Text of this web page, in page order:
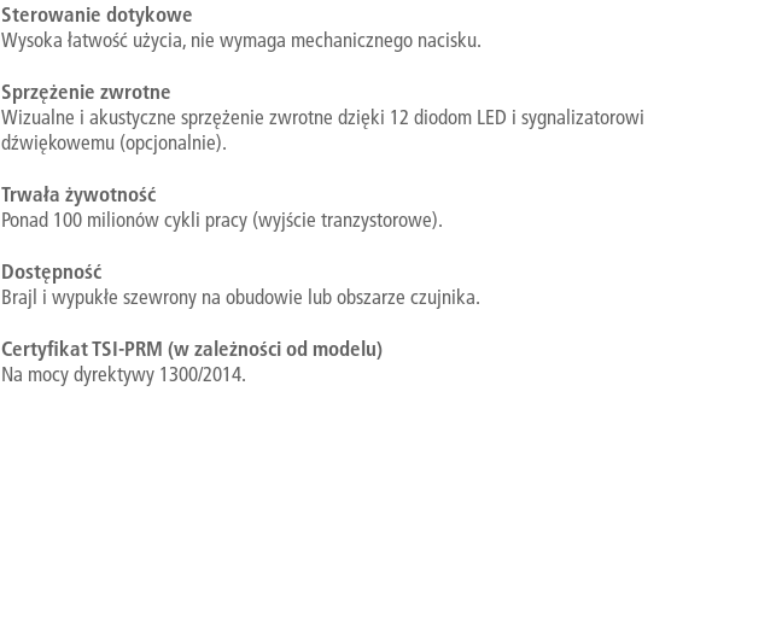
Sterowanie dotykowe
Wysoka łatwość użycia, nie wymaga mechanicznego nacisku.
Sprzężenie zwrotne
Wizualne i akustyczne sprzężenie zwrotne dzięki 12 diodom LED i sygnalizatorowi
dźwiękowemu (opcjonalnie).
Trwała żywotność
Ponad 100 milionów cykli pracy (wyjście tranzystorowe).
Dostępność
Brajl i wypukłe szewrony na obudowie lub obszarze czujnika.
Certyfikat TSI-PRM (w zależności od modelu)
Na mocy dyrektywy 1300/2014.